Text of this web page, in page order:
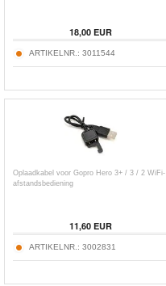
18,00EUR
ARTIKELNR.: 3011544
Oplaadkabel voor Gopro Hero 3+ / 3 / 2 WiFi-
afstandsbediening
11,60EUR
ARTIKELNR.: 3002831